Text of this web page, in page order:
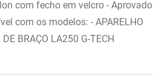
com fecho em velcro - Aprovado
com os modelos: - APARELHO
BRAÇO LA250 G-TECH